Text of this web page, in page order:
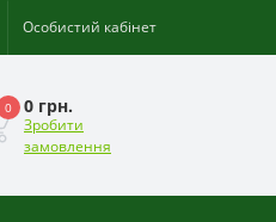
Особистий кабінет
0 0 грн.
Зробити
замовлення